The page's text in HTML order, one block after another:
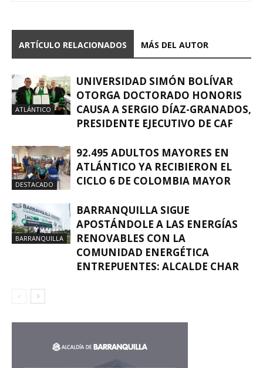
ARTÍCULO RELACIONADOS MÁS DEL AUTOR
ATLÁNTICO
UNIVERSIDAD SIMÓN BOLÍVAR
OTORGA DOCTORADO HONORIS
CAUSA A SERGIO DÍAZ-GRANADOS,
PRESIDENTE EJECUTIVO DE CAF
DESTACADO
92.495 ADULTOS MAYORES EN
ATLÁNTICO YA RECIBIERON EL
CICLO 6 DE COLOMBIA MAYOR
BARRANQUILLA
BARRANQUILLA SIGUE
APOSTÁNDOLE A LAS ENERGÍAS
RENOVABLES CON LA
COMUNIDAD ENERGÉTICA
ENTREPUENTES: ALCALDE CHAR